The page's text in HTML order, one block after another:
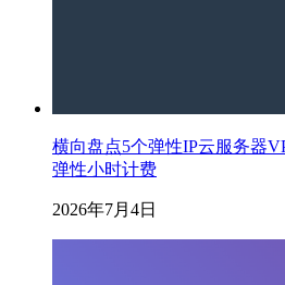
横向盘点5个弹性IP云服务器
弹性小时计费
2026年7月4日